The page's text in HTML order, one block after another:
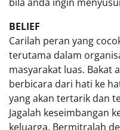
BELIEF
Carilah peran yang
terutama dalam
masyarakat luas. Bakat
berbicara dari hati ke
yang akan tertarik dan
Jagalah keseimbangan
keluarga. Bermitralah